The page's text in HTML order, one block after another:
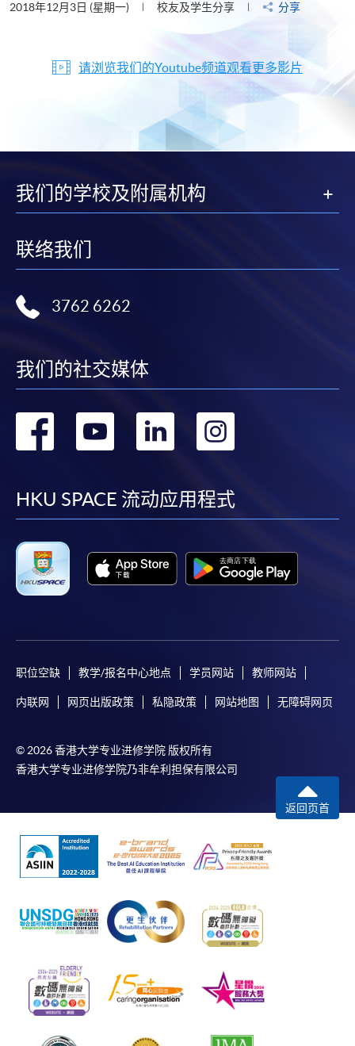
2018年12月3日 (星期一) 校友及学生分享 分享
请浏览我们的Youtube频道观看更多影片
我们的学校及附属机构
联络我们
3762 6262
我们的社交媒体
转
facebook
转
youtube
转
linkedin
HKU SPACE 流动应用程式
职位空缺 教学/报名中心地点 学员网站 教师网站
内联网 网页出版政策 私隐政策 网站地图 无障碍网页
© 2026 香港大学专业进修学院 版权所有
香港大学专业进修学院乃非牟利担保有限公司
返回页首